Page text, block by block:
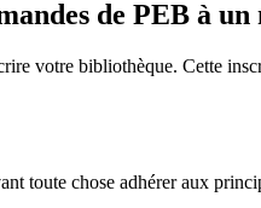
de PEB à
votre bibliothèque. Cette
toute chose adhérer aux